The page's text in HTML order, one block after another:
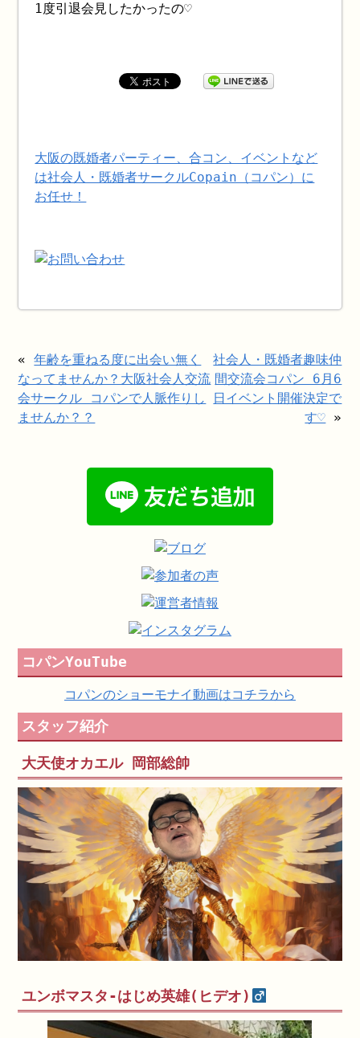
1度引退会見したかったの♡
大阪の既婚者パーティー、合コン、イベントなど
は社会人・既婚者サークルCopain（コパン）に
お任せ！
«年齢を重ねる度に出会い無く
なってませんか？大阪社会人交流
会サークル コパンで人脈作りし
ませんか？？
社会人・既婚者趣味仲
間交流会コパン 6月6
日イベント開催決定で
す♡ »
コパンYouTube
コパンのショーモナイ動画はコチラから
スタッフ紹介
大天使オカエル 岡部総帥
ユンボマスタ-はじめ英雄(ヒデオ)